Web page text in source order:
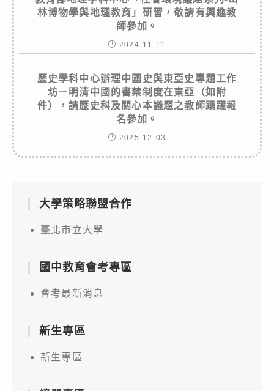
林博物學與地理教育」研習，敬請有興趣教
師參加。
2024-11-11
歷史學科中心辦理中國史與東亞史專題工作
坊－明清中國的書禁制度在東亞（如附
件），請歷史科及關心本議題之教師踴躍報
名參加。
2025-12-03
大學策略聯盟合作
臺北市立大學
國中教育會考專區
會考最新消息
新生專區
新生專區